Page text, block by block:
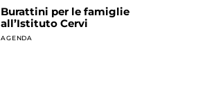
Burattini per le famiglie
all’Istituto Cervi
AGENDA